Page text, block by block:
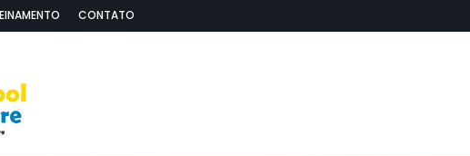
CONTATO